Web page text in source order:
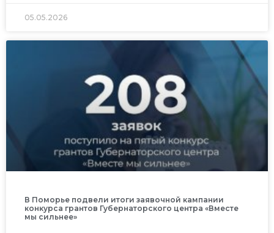
05.05.2026
В Поморье подвели итоги заявочной кампании
конкурса грантов Губернаторского центра «Вместе
мы сильнее»